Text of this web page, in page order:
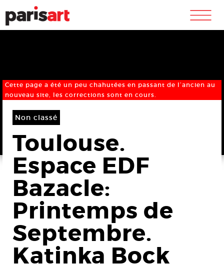
m
Cette page a été un peu chahutées en passant de l’ancien au
nouveau site, les corrections sont en cours.
Non classé
Toulouse.
Espace EDF
Bazacle:
Printemps de
Septembre.
Katinka Bock